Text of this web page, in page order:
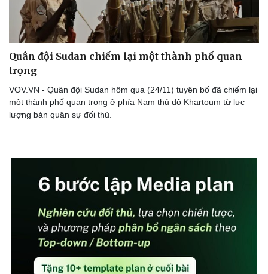
Thế giới thể thao
eSports
Hậu trường
Tư vấn
Quân đội Sudan chiếm lại một thành phố quan
trọng
VOV.VN - Quân đội Sudan hôm qua (24/11) tuyên bố đã chiếm lại
một thành phố quan trọng ở phía Nam thủ đô Khartoum từ lực
lượng bán quân sự đối thủ.